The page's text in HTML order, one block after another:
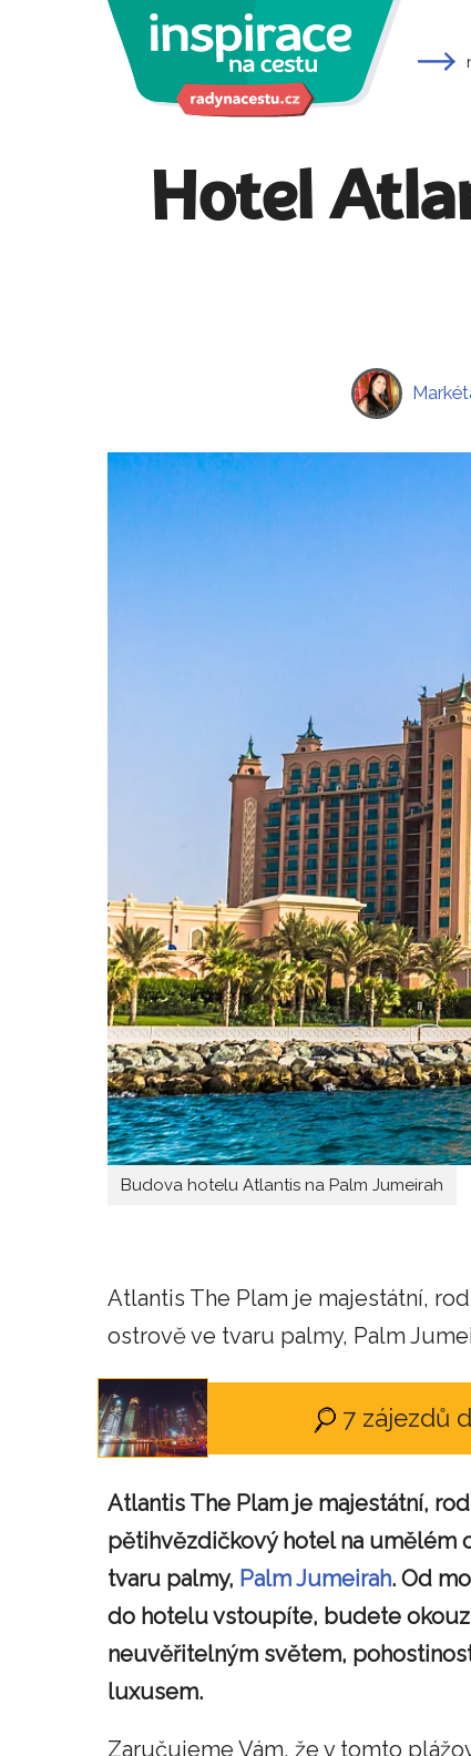
Hotel
Budova hotelu Atlantis na Palm Jumeirah
Atlantis The Plam je majestátní,
ostrově ve tvaru palmy, Palm
7 zájezdů
Atlantis The Plam je majestátní,
pětihvězdičkový hotel na umělém
tvaru palmy, Palm Jumeirah. Od
do hotelu vstoupíte, budete
neuvěřitelným světem,
luxusem.
Zaručujeme Vám, že v tomto